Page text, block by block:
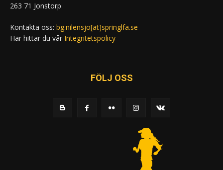
263 71 Jonstorp
Kontakta oss: bg.nilensjo[at]springlfa.se
Här hittar du vår Integritetspolicy
FÖLJ OSS